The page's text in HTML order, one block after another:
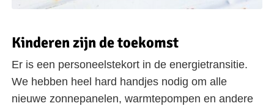
Kinderen zijn de toekomst
Er is een personeelstekort in de energietransitie.
We hebben heel hard handjes nodig om alle
nieuwe zonnepanelen, warmtepompen en andere